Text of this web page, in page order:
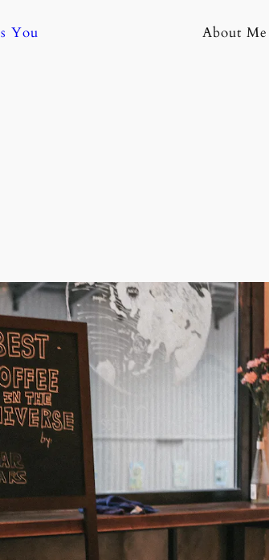
You About Me